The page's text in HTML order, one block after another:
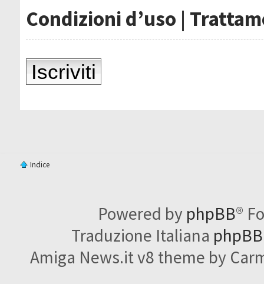
Condizioni d’uso |
Iscriviti
Indice
Powered by phpBB®
Traduzione Italiana
Amiga News.it v8 theme by